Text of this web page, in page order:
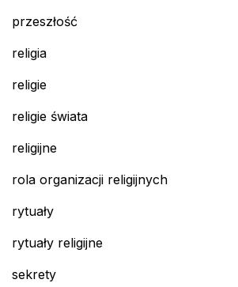
przeszłość
religia
religie
religie świata
religijne
rola organizacji religijnych
rytuały
rytuały religijne
sekrety